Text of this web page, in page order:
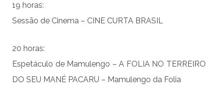
19 horas:
Sessão de Cinema – CINE CURTA BRASIL
20 horas:
Espetáculo de Mamulengo – A FOLIA NO TERREIRO
DO SEU MANÉ PACARU – Mamulengo da Folia